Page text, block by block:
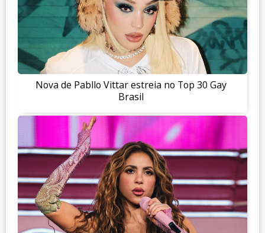
Nova de Pabllo Vittar estreia no Top 30 Gay
Brasil